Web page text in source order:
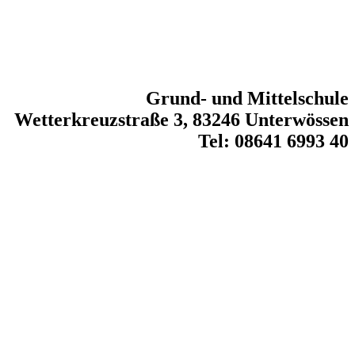
Grund- und Mittelschule
Wetterkreuzstraße 3, 83246 Unterwössen
Tel: 08641 6993 40